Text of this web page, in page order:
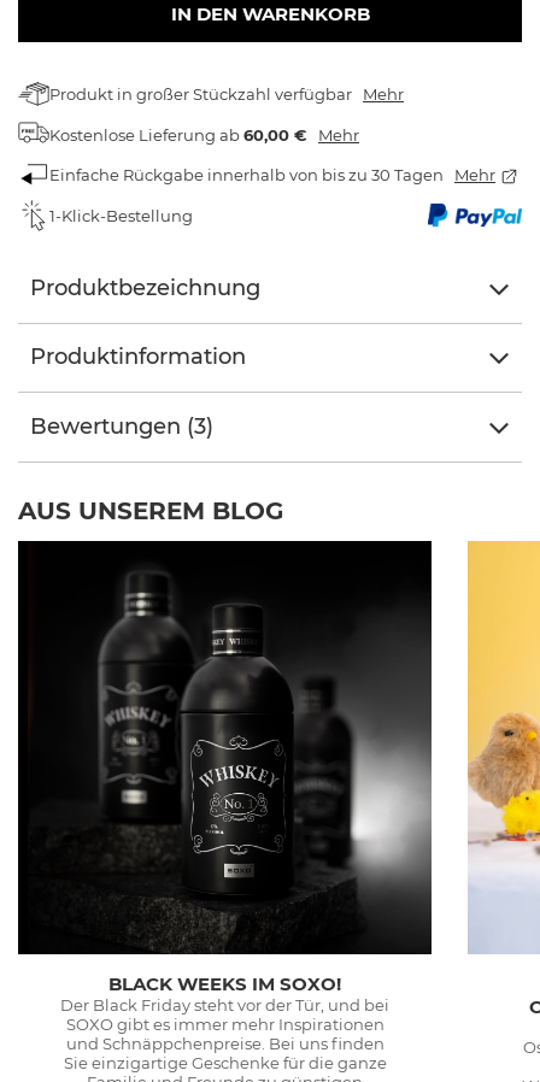
IN DEN WARENKORB
Produkt in großer Stückzahl verfügbar Mehr
Kostenlose Lieferung ab60,00 € Mehr
Einfache Rückgabe innerhalb von bis zu 30 Tagen Mehr
1-Klick-Bestellung
Produktbezeichnung
Produktinformation
Bewertungen (3)
AUS UNSEREM BLOG
BLACK WEEKS IM SOXO!
Der Black Friday steht vor der Tür, und bei
SOXO gibt es immer mehr Inspirationen
und Schnäppchenpreise. Bei uns finden
Sie einzigartige Geschenke für die ganze